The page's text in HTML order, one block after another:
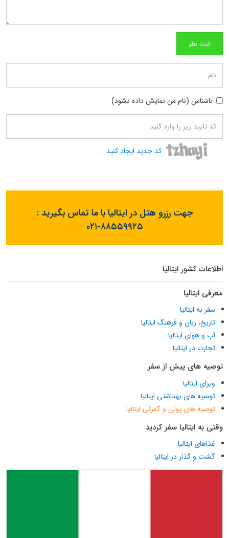
ناشناس (نام من نمایش داده نشود)
کد جدید ایجاد کنید
جهت رزرو هتل در ایتالیا با ما تماس بگیرید :
۰۲۱-۸۸۵۵۹۹۲۵
اطلاعات کشور ایتالیا
معرفی ایتالیا
سفر به ایتالیا
تاریخ، زبان و فرهنگ ایتالیا
آب و هوای ایتالیا
تجارت در ایتالیا
توصیه های پیش از سفر
ویزای ایتالیا
توصیه های بهداشتی ایتالیا
توصیه های پولی و گمرکی ایتالیا
وقتی به ایتالیا سفر کردید
غذاهای ایتالیا
گشت و گذار در ایتالیا